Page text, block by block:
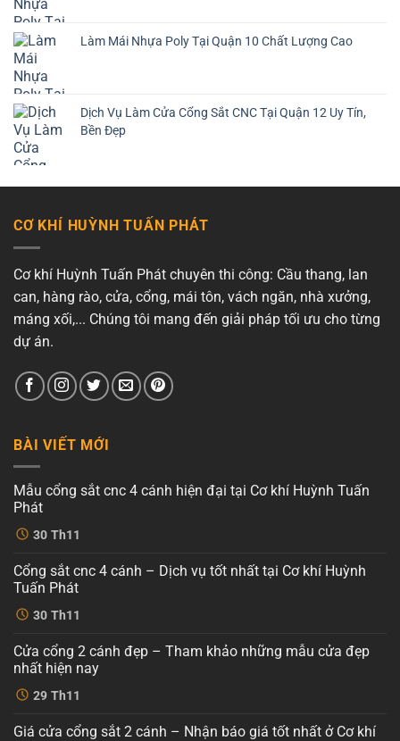
Làm Mái Nhựa Poly Tại Quận 10 Chất Lượng Cao
Dịch Vụ Làm Cửa Cổng Sắt CNC Tại Quận 12 Uy Tín,
Bền Đẹp
CƠ KHÍ HUỲNH TUẤN PHÁT
Cơ khí Huỳnh Tuấn Phát chuyên thi công: Cầu thang, lan
can, hàng rào, cửa, cổng, mái tôn, vách ngăn, nhà xưởng,
máng xối,... Chúng tôi mang đến giải pháp tối ưu cho từng
dự án.
BÀI VIẾT MỚI
30 Th11
Mẫu cổng sắt cnc 4 cánh hiện đại tại Cơ khí Huỳnh Tuấn
Phát
Không
có
luận
ở
Mẫu
cổng
sắt
cnc
cánh
hiện
đại
tại
Cơ
khí
Phát
30 Th11
Cổng sắt cnc 4 cánh – Dịch vụ tốt nhất tại Cơ khí Huỳnh
Tuấn Phát
Không
có
luận
ở
Cổng
sắt
cnc
4
Dịch
29 Th11
Cửa cổng 2 cánh đẹp – Tham khảo những mẫu cửa đẹp
nhất hiện nay
Không
có
ởGiá cửa cổng sắt 2 cánh – Nhận báo giá tốt nhất ở Cơ khí